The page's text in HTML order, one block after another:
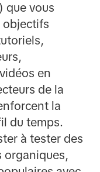
que vous
objectifs
en
de la
la
du temps.
à tester des
organiques,